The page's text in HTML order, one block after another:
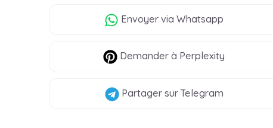
Envoyer via Whatsapp
Demander à Perplexity
Partagersur Telegram